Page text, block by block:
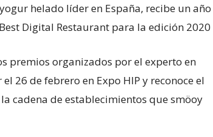
helado líder en España, recibe un año
Digital Restaurant para la edición 2020
premios organizados por el experto en
26 de febrero en Expo HIP y reconoce el
cadena de establecimientos que smöoy